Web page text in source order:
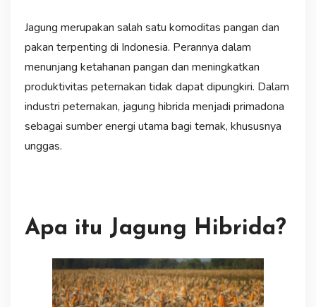
Jagung merupakan salah satu komoditas pangan dan
pakan terpenting di Indonesia. Perannya dalam
menunjang ketahanan pangan dan meningkatkan
produktivitas peternakan tidak dapat dipungkiri. Dalam
industri peternakan, jagung hibrida menjadi primadona
sebagai sumber energi utama bagi ternak, khususnya
unggas.
Apa itu Jagung Hibrida?